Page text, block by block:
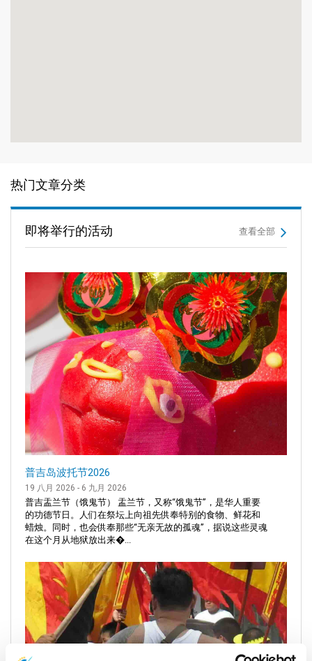
热门文章分类
即将举行的活动 查看全部
普吉岛波托节2026
19 八月 2026 - 6 九月 2026
普吉盂兰节（饿鬼节） 盂兰节，又称“饿鬼节”，是华人重要
的功德节日。人们在祭坛上向祖先供奉特别的食物、鲜花和
蜡烛。同时，也会供奉那些“无亲无故的孤魂”，据说这些灵魂
在这个月从地狱放出来�...